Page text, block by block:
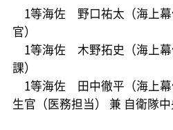
1等海佐 野口祐太（海上幕
官）
1等海佐 木野拓史（海上幕
課）
1等海佐 田中徹平（海上幕
生官（医務担当） 兼 自衛隊中